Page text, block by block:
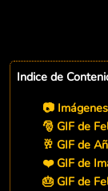
Indice de
📷
🎅 GIF de
🥂 GIF de
❤️ GIF de
🎂 GIF de